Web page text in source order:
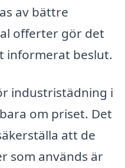
av bättre
offerter gör det
informerat beslut.
industristädning i
om priset. Det
att de
som används är